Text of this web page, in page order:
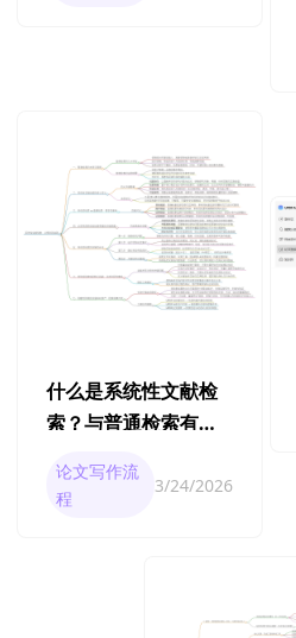
什么是系统性文献检
索？与普通检索有什
论文写作流
程
3/24/2026